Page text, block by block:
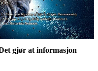
gjør at informasjon